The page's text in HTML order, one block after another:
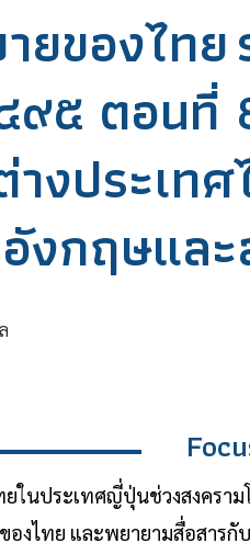
ยของไท
๙๕ ตอนที่
างประเท
งกฤษแล
นประเทศญี่ปุ่นช่วงสงคราม
องไทย และพยายามสื่อสา